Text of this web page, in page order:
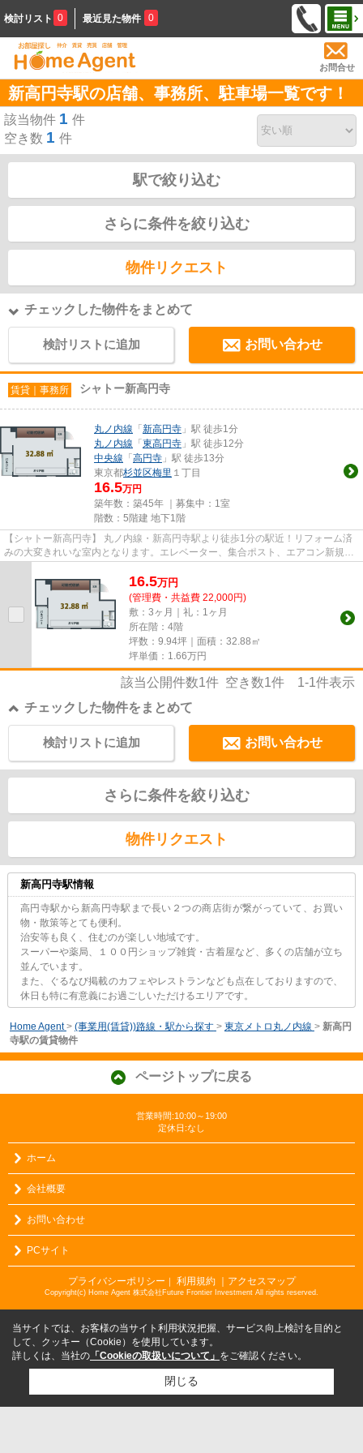
検討リスト 0 最近見た物件 0
お問合せ
新高円寺駅の店舗、事務所、駐車場一覧です！
該当物件 1 件
空き数 1 件
駅で絞り込む
さらに条件を絞り込む
物件リクエスト
チェックした物件をまとめて
検討リストに追加 お問い合わせ
賃貸｜事務所 シャトー新高円寺
丸ノ内線 「 新高円寺 」駅 徒歩1分
丸ノ内線 「 東高円寺 」駅 徒歩12分
中央線 「 高円寺 」駅 徒歩13分
東京都杉並区梅里 １丁目
16.5万円
築年数：築45年 ｜募集中： 1室
階数：5階建 地下1階
【シャトー新高円寺】 丸ノ内線・新高円寺駅より徒歩1分の駅近！リフォーム済
みの大変きれいな室内となります。エレベーター、集合ポスト、エアコン新規交
16.5万円
(管理費・共益費 22,000円)
敷：3ヶ月｜礼：1ヶ月
所在階：4階
坪数：9.94坪｜面積：32.88㎡
坪単価： 1.66万円
該当公開件数1件 空き数1件 1-1件表示
チェックした物件をまとめて
お問い合わせ
検討リストに追加
さらに条件を絞り込む
物件リクエスト
新高円寺駅情報
高円寺駅から新高円寺駅まで長い２つの商店街が繋がっていて、お買い
物・散策等とても便利。
治安等も良く、住むのが楽しい地域です。
スーパーや薬局、１００円ショップ雑貨・古着屋など、多くの店舗が立ち
並んでいます。
また、ぐるなび掲載のカフェやレストランなども点在しておりますので、
休日も特に有意義にお過ごしいただけるエリアです。
Home Agent > (事業用(賃貸))路線・駅から探す > 東京メトロ丸ノ内線 > 新高円
寺駅の賃貸物件
ページトップに戻る
営業時間:10:00～19:00
定休日:なし
ホーム
会社概要
お問い合わせ
PCサイト
プライバシーポリシー ｜ 利用規約 ｜アクセスマップ
Copyright(c) Home Agent 株式会社Future Frontier Investment All rights reserved.
当サイトでは、お客様の当サイト利用状況把握、サービス向上検討を目的と
して、クッキー（Cookie）を使用しています。
詳しくは、当社の 「Cookieの取扱いについて」 をご確認ください。
閉じる